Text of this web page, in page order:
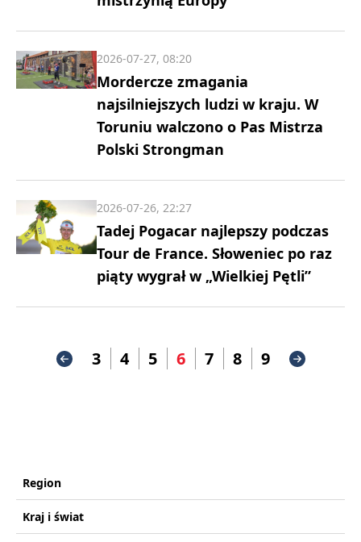
Mordercze zmagania
najsilniejszych ludzi w kraju. W
Toruniu walczono o Pas Mistrza
Polski Strongman
2026-07-27, 08:20
Tadej Pogacar najlepszy podczas
Tour de France. Słoweniec po raz
piąty wygrał w „Wielkiej Pętli”
2026-07-26, 22:27
3 4 5 6 7 8 9
Region
Kraj i świat